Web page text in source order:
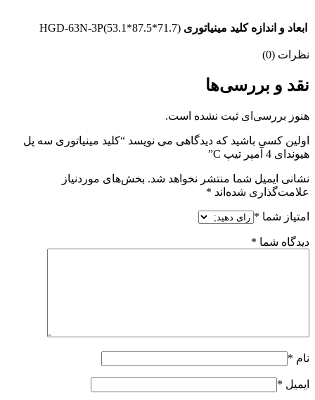
ابعاد و اندازه کلید مینیاتوری HGD-63N-3P(53.1*87.5*71.7)
نظرات (0)
نقد و بررسی‌ها
هنوز بررسی‌ای ثبت نشده است.
اولین کسی باشید که دیدگاهی می نویسد “کلید مینیاتوری سه پل
هیوندای 4 آمپر تیپ C”
نشانی ایمیل شما منتشر نخواهد شد. بخش‌های موردنیاز
علامت‌گذاری شده‌اند *
امتیاز شما *
دیدگاه شما *
نام *
ایمیل *